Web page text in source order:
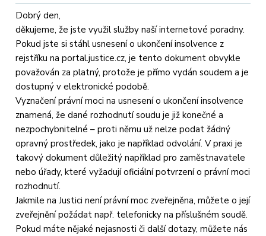
Dobrý den,
děkujeme, že jste využil služby naší internetové poradny.
Pokud jste si stáhl usnesení o ukončení insolvence z
rejstříku na portal.justice.cz, je tento dokument obvykle
považován za platný, protože je přímo vydán soudem a je
dostupný v elektronické podobě.
Vyznačení právní moci na usnesení o ukončení insolvence
znamená, že dané rozhodnutí soudu je již konečné a
nezpochybnitelné – proti němu už nelze podat žádný
opravný prostředek, jako je například odvolání. V praxi je
takový dokument důležitý například pro zaměstnavatele
nebo úřady, které vyžadují oficiální potvrzení o právní moci
rozhodnutí.
Jakmile na Justici není právní moc zveřejněna, můžete o její
zveřejnění požádat např. telefonicky na příslušném soudě.
Pokud máte nějaké nejasnosti či další dotazy, můžete nás